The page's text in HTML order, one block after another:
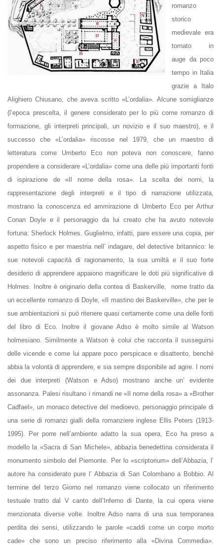
romanzo
storico
medievale era
tornato in
auge da poco
tempo in Italia
grazie a Italo
Alighiero Chiusano, che aveva scritto «L’ordalia». Alcune somiglianze
(l’epoca prescelta, il genere considerato per lo più come romanzo di
formazione, gli interpreti principali, un novizio e il suo maestro), e il
successo che «L’ordalia» riscosse nel 1979, che un maestro di
letteratura come Umberto Eco non poteva non conoscere, fanno
propendere a considerare «L’ordalia» come una delle più importanti fonti
di ispirazione de «Il nome della rosa». La scelta dei nomi, la
rappresentazione degli interpreti e il tipo di narrazione utilizzata,
mostrano la conoscenza ed ammirazione di Umberto Eco per Arthur
Conan Doyle e il personaggio da lui creato che ha avuto notevole
fortuna: Sherlock Holmes. Guglielmo, infatti, pare essere una copia, per
aspetto fisico e per maestria nell’ indagare, del detective britannico: le
sue notevoli capacità di ragionamento, la sua umiltà e il suo forte
desiderio di apprendere appaiono magnificare le doti più significative di
Holmes. Inoltre è originario della contea di Baskerville, nome tratto da
un eccellente romanzo di Doyle, «Il mastino dei Baskerville», che per le
sue ambientazioni si può ritenere quasi certamente come una delle fonti
del libro di Eco. Inoltre il giovane Adso è molto simile al Watson
holmesiano. Similmente a Watson è colui che racconta il susseguirsi
delle vicende e come lui appare poco perspicace e disattento, benché
abbia la volontà di apprendere, e sia sempre disponibile ad agire. I nomi
dei due interpreti (Watson e Adso) mostrano anche un’ evidente
assonanza. Palesi risultano i rimandi ne «Il nome della rosa» a «Brother
Cadfael», un monaco detective del medioevo, personaggio principale di
una serie di romanzi gialli della romanziere inglese Ellis Peters (1913-
1995). Per porre nell’ambiente adatto la sua opera, Eco ha preso a
modello la «Sacra di San Michele», abbazia benedettina considerata il
monumento simbolo del Piemonte. Per lo «scriptorium» dell’Abbazia, l’
autore ha considerato pure l’ Abbazia di San Colombano a Bobbio. Al
termine del terzo Giorno nel romanzo viene collocato un riferimento
testuale tratto dal V canto dell’Inferno di Dante, la cui opera viene
menzionata diverse volte. Inoltre Adso narra di una sua temporanea
perdita dei sensi, utilizzando le parole «caddi come un corpo morto
cade» che sono un preciso riferimento alla «Divina Commedia».